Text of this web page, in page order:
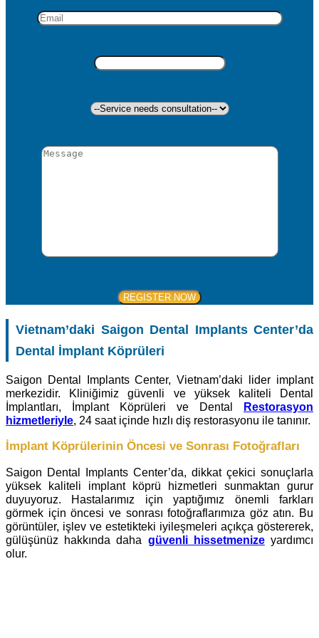
Vietnam’daki Saigon Dental Implants Center’da
Dental İmplant Köprüleri
Saigon Dental Implants Center, Vietnam’daki lider implant
merkezidir. Kliniğimiz güvenli ve yüksek kaliteli Dental
İmplantları, İmplant Köprüleri ve Dental
Restorasyon
hizmetleriyle, 24 saat içinde hızlı diş restorasyonu ile tanınır.
İmplant Köprülerinin Öncesi ve Sonrası Fotoğrafları
Saigon Dental Implants Center’da, dikkat çekici sonuçlarla
yüksek kaliteli implant köprü hizmetleri sunmaktan gurur
duyuyoruz. Hastalarımız için yaptığımız önemli farkları
görmek için öncesi ve sonrası fotoğraflarımıza göz atın. Bu
görüntüler, işlev ve estetikteki iyileşmeleri açıkça göstererek,
gülüşünüz hakkında daha güvenli hissetmenizeyardımcı
olur.